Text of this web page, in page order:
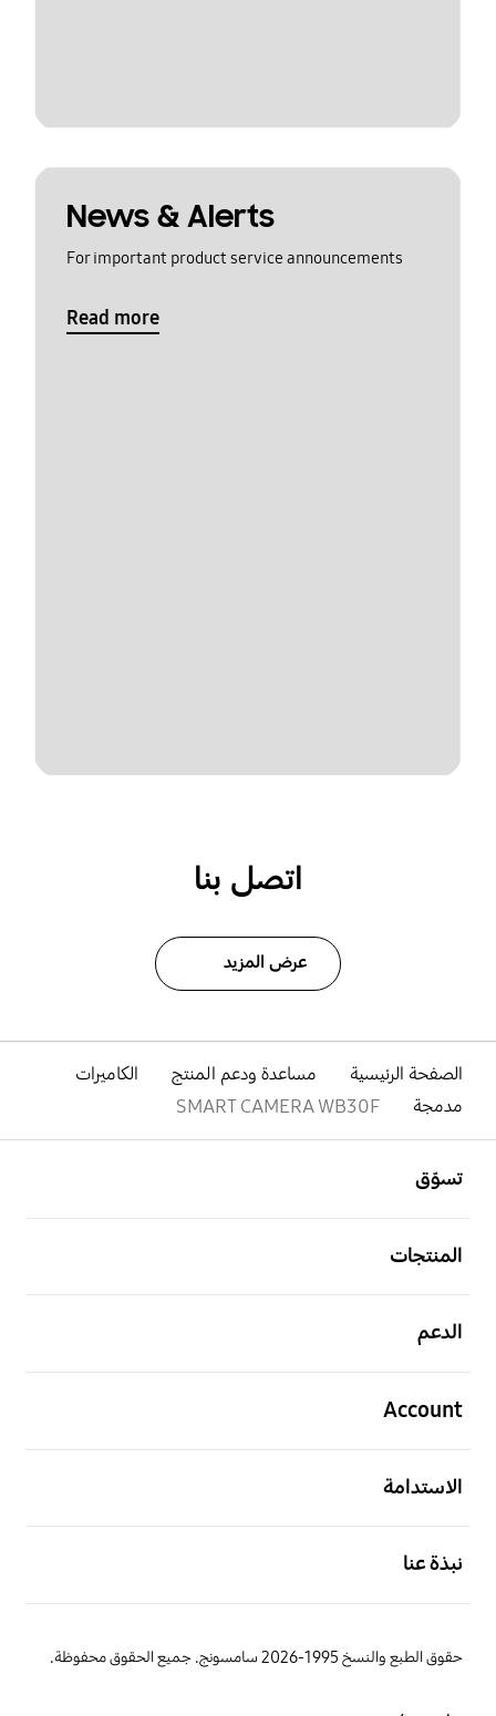
News & Alerts
For important product service announcements
Read more
اتصل بنا
عرض المزيد
الصفحة الرئيسية مساعدة ودعم المنتج
الكاميرات
مدمجة
SMART CAMERA WB30F
تسوّق
المنتجات
الدعم
Account
الاستدامة
نبذة عنا
حقوق الطبع والنسخ 1995-2026 سامسونج. جميع الحقوق محفوظة.